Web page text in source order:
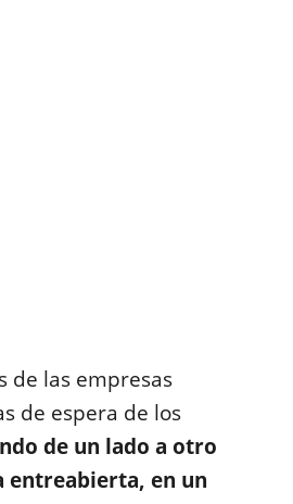
de las empresas
de espera de los
de un lado a otro
entreabierta, en un